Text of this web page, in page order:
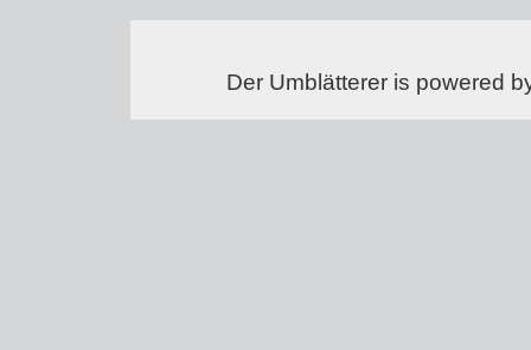
Der Umblätterer is powered